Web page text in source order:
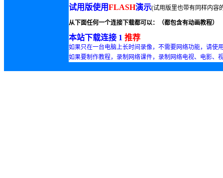
试用版使用FLASH演示(试用版里也带有同样内容
从下面任何一个连接下载都可以：（都包含有动画教程）
本站下载连接 1 推荐
如果只在一台电脑上长时间录像，不需要网络功能，请使
如果要制作教程，录制网络课件，录制网络电视、电影、